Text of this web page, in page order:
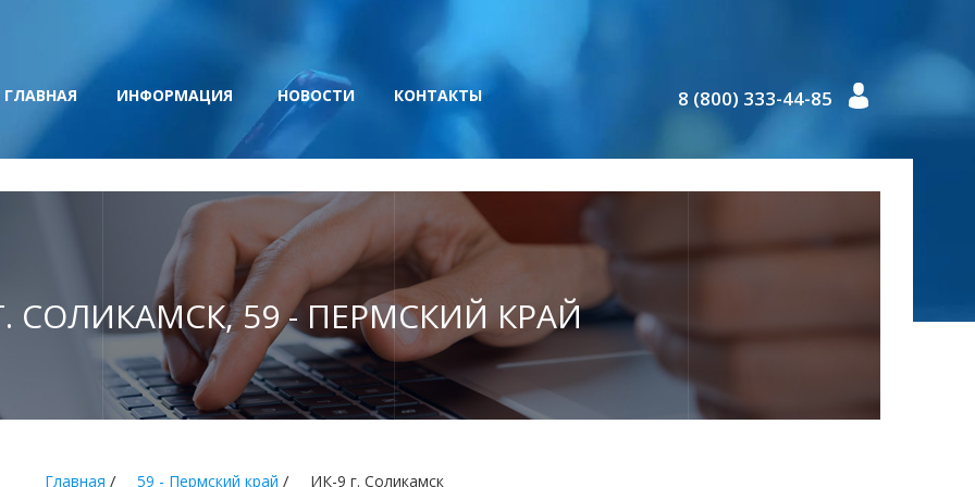
ГЛАВНАЯ ИНФОРМАЦИЯ НОВОСТИ КОНТАКТЫ 8 (800) 333-44-85
СОЛИКАМСК, 59 - ПЕРМСКИЙ КРАЙ
Главная / 59 - Пермский край / ИК-9 г. Соликамск